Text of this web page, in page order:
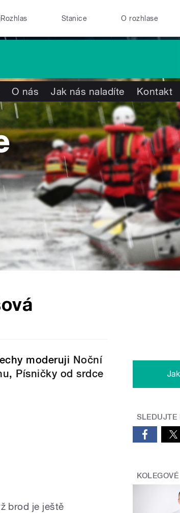
Stanice O rozhlase
O nás Jak nás naladíte Kontakt
moderuji Noční
, Písničky od srdce
brod je ještě
SLEDUJTE
KOLEGOVÉ